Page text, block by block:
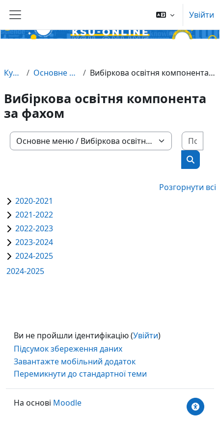
Перейти до головного вмісту
Бокова панель
Увійти
Курси Основне меню Вибіркова освітня компонента за фахом
Вибіркова освітня компонента
за фахом
Категорії курсів
Пошук
Розгорнути всі
2020-2021
2021-2022
2022-2023
2023-2024
2024-2025
2024-2025
Ви не пройшли ідентифікацію (Увійти)
Підсумок збереження даних
Завантажте мобільний додаток
Перемикнути до стандартної теми
На основі Moodle